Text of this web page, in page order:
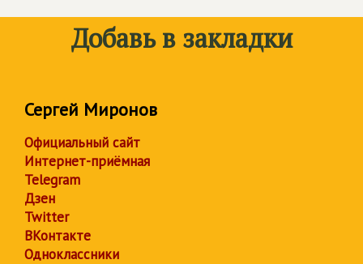
Добавь в закладки
Сергей Миронов
Официальный сайт
Интернет-приёмная
Telegram
Дзен
Twitter
ВКонтакте
Одноклассники